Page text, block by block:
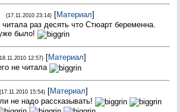
(17.11.2010 23:14) [Материал]
раз десять что Стюарт беременна.
было!
12:57) [Материал]
не читала
(17.11.2010 15:54) [Материал]
не надо рассказывать!